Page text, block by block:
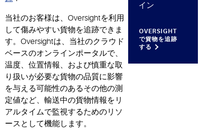
当社のお客様は、Oversightを利用
して傷みやすい貨物を追跡できま
す。Oversightは、当社のクラウド
ベースのオンラインポータルで、
温度、位置情報、および慎重な取
り扱いが必要な貨物の品質に影響
を与える可能性のあるその他の測
定値など、輸送中の貨物情報をリ
アルタイムで監視するためのリソ
ースとして機能します。
イン
OVERSIGHT
で貨物を追跡
する